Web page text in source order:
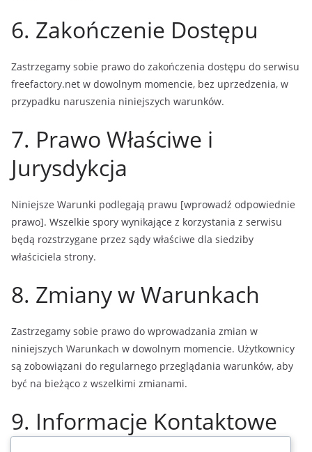
6. Zakończenie Dostępu
Zastrzegamy sobie prawo do zakończenia dostępu do serwisu
freefactory.net w dowolnym momencie, bez uprzedzenia, w
przypadku naruszenia niniejszych warunków.
7. Prawo Właściwe i
Jurysdykcja
Niniejsze Warunki podlegają prawu [wprowadź odpowiednie
prawo]. Wszelkie spory wynikające z korzystania z serwisu
będą rozstrzygane przez sądy właściwe dla siedziby
właściciela strony.
8. Zmiany w Warunkach
Zastrzegamy sobie prawo do wprowadzania zmian w
niniejszych Warunkach w dowolnym momencie. Użytkownicy
są zobowiązani do regularnego przeglądania warunków, aby
być na bieżąco z wszelkimi zmianami.
9. Informacje Kontaktowe